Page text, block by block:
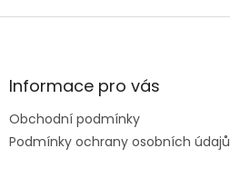
Z
aInformace pro vás
Obchodní podmínky
Podmínky ochrany osobních údajů